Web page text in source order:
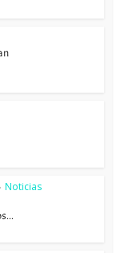
Noticias